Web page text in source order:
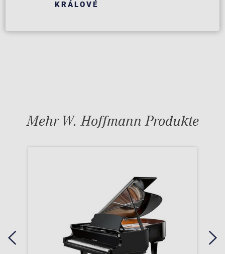
KRÁLOVÉ
Mehr W. Hoffmann Produkte